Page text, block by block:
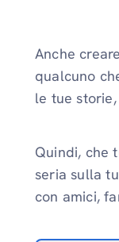
Anche
qualcuno
le tue
Quindi, che
seria sulla
con amici,